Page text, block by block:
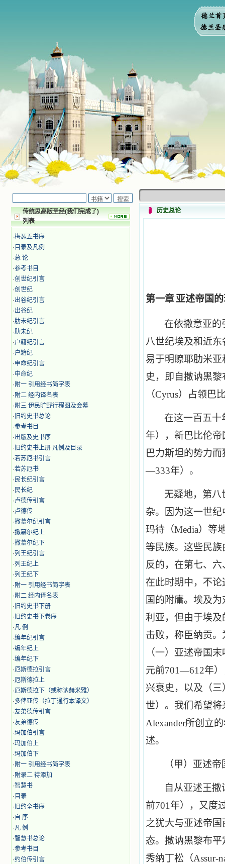
传统思高版圣经(我们完成了)
列表
·梅瑟五书序
· 目录及凡例
·总 论
·参考书目
·创世纪引言
·创世纪
·出谷纪引言
·出谷纪
·肋未纪引言
·肋未纪
·户籍纪引言
·户籍纪
·申命纪引言
·申命纪
· 附一 引用经书简字表
· 附二 经内译名表
· 附三 伊民旷野行程图及会幕
· 旧约史书总论
·参考书目
·出版及史书序
· 旧约史书上册 凡例及目录
·若苏厄书引言
·若苏厄书
· 民长纪引言
· 民长纪
·卢德传引言
·卢德传
·撒慕尔纪引言
·撒慕尔纪上
·撒慕尔纪下
·列王纪引言
·列王纪上
·列王纪下
· 附一 引用经书简字表
· 附二 经内译名表
· 旧约史书下册
· 旧约史书下卷序
·凡 例
·编年纪引言
·编年纪上
·编年纪下
·厄斯德拉引言
·厄斯德拉上
·厄斯德拉下（或称讷赫米雅）
·多俾亚传（拉丁通行本译文）
·友弟德传引言
·友弟德传
·玛加伯引言
·玛加伯上
·玛加伯下
· 附一 引用经书简字表
· 附录二 待添加
·智慧书
· 目录
· 旧约全书序
· 自 序
·凡 例
·智慧书总论
·参考书目
·约伯传引言
历史总论
第一章亚述帝国
在依撒意亚的
八世纪埃及和近
易于明瞭耶肋米
史，即自撒讷黑黎
（Cyrus）占领巴
在这一百五十
年），新巴比伦
巴力斯坦的势力
—333年）。
无疑地，第八
杂。因为这一世
玛待（Media）等
等民族。这些民
反的，在第七、
在此时期中，不
国的附庸。埃及
利亚，但由于埃
击败，称臣纳贡
（一）亚述帝国
元前701—612年
兴衰史，以及（
世）。我们希望
Alexander所创立
述。
（甲）亚述
自从亚述王
前701 年），又度
之犹大与亚述帝
态。撒讷黑黎布
秀纳丁松（Assur-